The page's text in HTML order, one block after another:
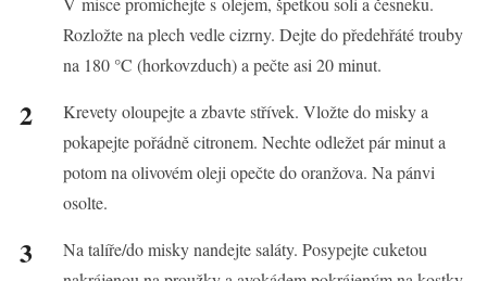
Rozložte na plech vedle cizrny. Dejte do předehřáté trouby
na 180 °C (horkovzduch) a pečte asi 20 minut.
Krevety oloupejte a zbavte střívek. Vložte do misky a
pokapejte pořádně citronem. Nechte odležet pár minut a
potom na olivovém oleji opečte do oranžova. Na pánvi
osolte.
Na talíře/do misky nandejte saláty. Posypejte cuketou